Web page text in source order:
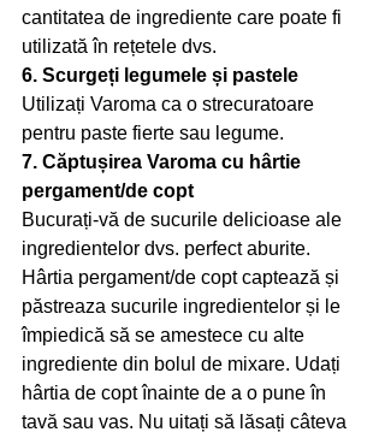
cantitatea de ingrediente care poate fi
utilizată în rețetele dvs.
6. Scurgeți legumele și pastele
Utilizați Varoma ca o strecuratoare
pentru paste fierte sau legume.
7. Căptușirea Varoma cu hârtie
pergament/de copt
Bucurați-vă de sucurile delicioase ale
ingredientelor dvs. perfect aburite.
Hârtia pergament/de copt captează și
păstreaza sucurile ingredientelor și le
împiedică să se amestece cu alte
ingrediente din bolul de mixare. Udați
hârtia de copt înainte de a o pune în
tavă sau vas. Nu uitați să lăsați câteva